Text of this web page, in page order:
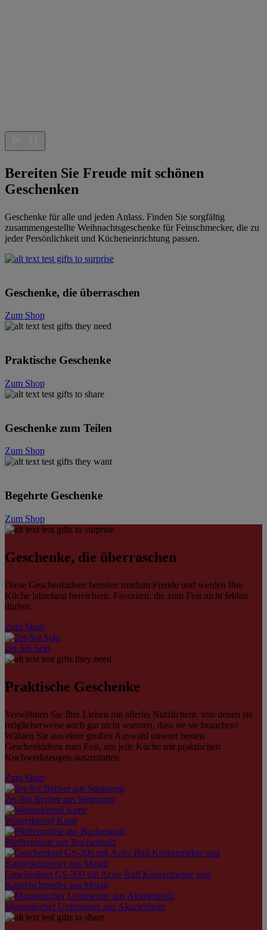
Bereiten Sie Freude mit schönen
Geschenken
Geschenke für alle und jeden Anlass. Finden Sie sorgfältig
zusammengestellte Weihnachtsgeschenke für Feinschmecker, die zu
jeder Persönlichkeit und Kücheneinrichtung passen.
Geschenke, die überraschen
Zum Shop
Praktische Geschenke
Zum Shop
Geschenke zum Teilen
Zum Shop
Begehrte Geschenke
Zum Shop
Geschenke, die überraschen
Diese Geschenkideen bereiten rundum Freude und werden Ihre
Küche jahrelang bereichern. Favoriten, die zum Fest nicht fehlen
dürfen.
Zum Shop
2er-Set Sekt
Praktische Geschenke
Verwöhnen Sie Ihre Lieben mit allerlei Nützlichem, von denen sie
möglicherweise noch gar nicht wussten, dass sie sie brauchen!
Wählen Sie aus einer großen Auswahl unserer besten
Geschenkideen zum Fest, um jede Küche mit praktischen
Kochwerkzeugen auszustatten.
Zum Shop
2er-Set Becher aus Steinzeug
Wasserkessel Kone
Pfeffermühle aus Buchenholz
Geschenkset GS-300 mit Activ-Ball Korkenzieher und
Kapselschneider aus Metall
Magnetischer Untersetzer aus Akazienholz